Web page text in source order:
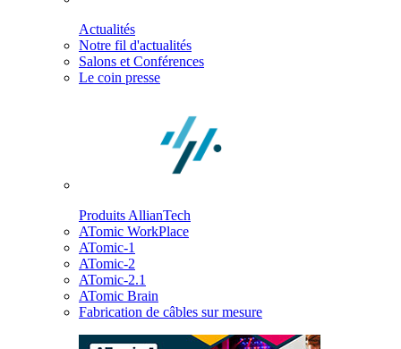
Actualités
Notre fil d'actualités
Salons et Conférences
Le coin presse
Produits AllianTech
ATomic WorkPlace
ATomic-1
ATomic-2
ATomic-2.1
ATomic Brain
Fabrication de câbles sur mesure